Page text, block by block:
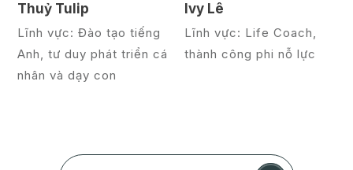
Thuỷ Tulip
Lĩnh vực: Đào tạo tiếng
Anh, tư duy phát triển cá
nhân và dạy con
Ivy Lê
Lĩnh vực: Life Coach,
thành công phi nỗ lực